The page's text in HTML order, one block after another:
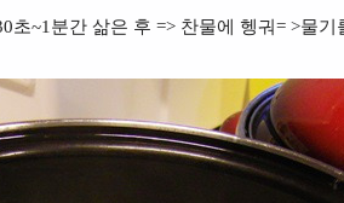
~1분간 삶은 후 => 찬물에 헹궈= >물